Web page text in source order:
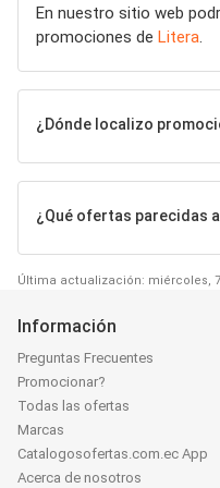
En nuestro sitio web
promociones de Litera.
¿Dónde localizo
¿Qué ofertas parecidas
Última actualización: miércoles,
Información
Preguntas Frecuentes
Promocionar?
Todas las ofertas
Marcas
Catalogosofertas.com.ec App
Acerca de nosotros